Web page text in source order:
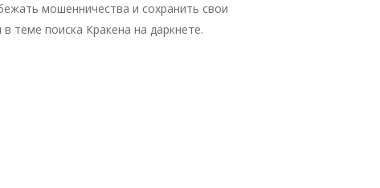
мошенничества и сохранить свои
теме поиска Кракена на даркнете.